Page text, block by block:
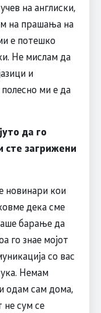
на англиски,
на прашања на
е потешко
Не мислам да
и
ми е да
да го
сте загрижени
новинари кои
дека сме
барање да
го знае мојот
со вас
Немам
одам сам дома,
сум се